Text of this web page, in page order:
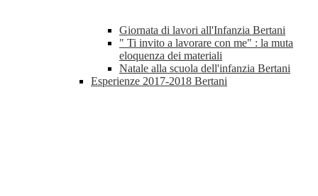
Giornata di lavori all'Infanzia Bertani
" Ti invito a lavorare con me" : la muta
eloquenza dei materiali
Natale alla scuola dell'infanzia Bertani
Esperienze 2017-2018 Bertani